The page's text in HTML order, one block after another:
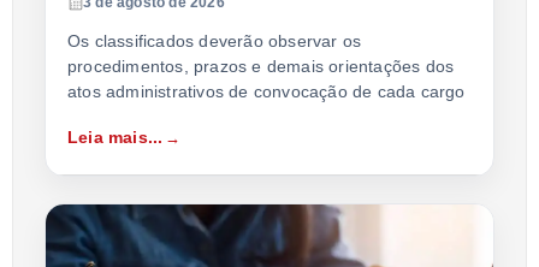
Os classificados deverão observar os
procedimentos, prazos e demais orientações dos
atos administrativos de convocação de cada cargo
Leia mais...